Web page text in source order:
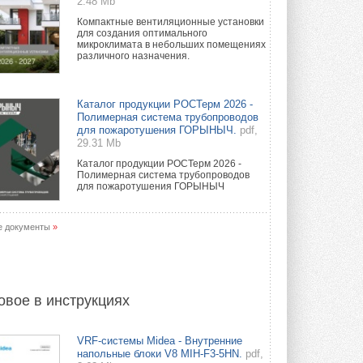
Компактные вентиляционные установки
для создания оптимального
микроклимата в небольших помещениях
различного назначения.
Каталог продукции РОСТерм 2026 -
Полимерная система трубопроводов
для пожаротушения ГОРЫНЫЧ.
pdf,
29.31 Mb
Каталог продукции РОСТерм 2026 -
Полимерная система трубопроводов
для пожаротушения ГОРЫНЫЧ
документы »
в инструкциях
VRF-системы Midea - Внутренние
напольные блоки V8 MIH-F3-5HN. pdf,